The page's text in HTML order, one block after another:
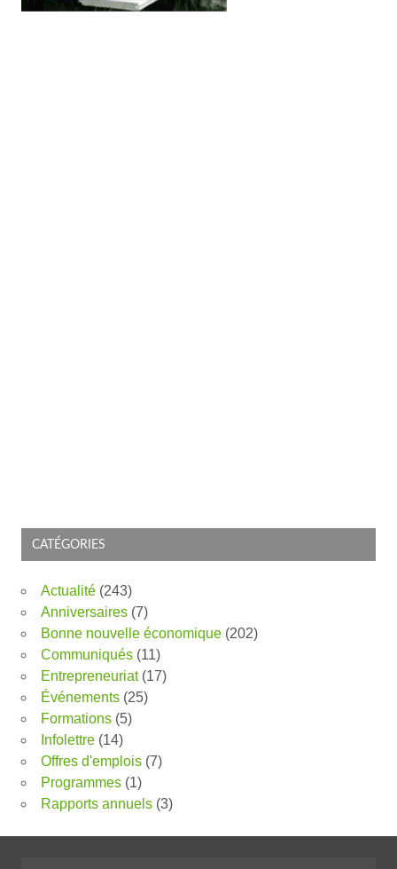
CATÉGORIES
Actualité (243)
Anniversaires (7)
Bonne nouvelle économique (202)
Communiqués (11)
Entrepreneuriat(17)
Événements (25)
Formations (5)
Infolettre (14)
Offres d'emplois (7)
Programmes (1)
Rapports annuels (3)